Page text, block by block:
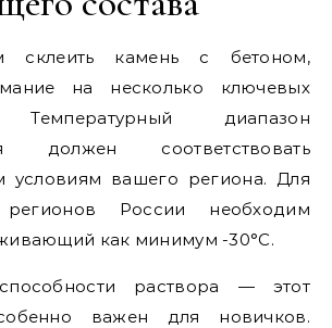
склеить камень с бетоном,
на несколько ключевых
Температурный диапазон
должен соответствовать
условиям вашего региона. Для
регионов России необходим
как минимум -30°C.
раствора — этот
важен для новичков.